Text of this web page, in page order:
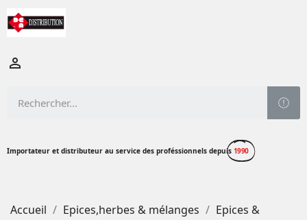

Importateur et distributeur au service des proféssionnels depuis 1990
Accueil Epices,herbes & mélanges
Epices &